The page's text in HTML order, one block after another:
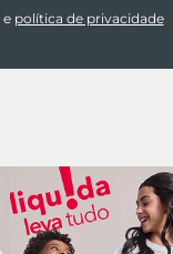
e política de privacidade